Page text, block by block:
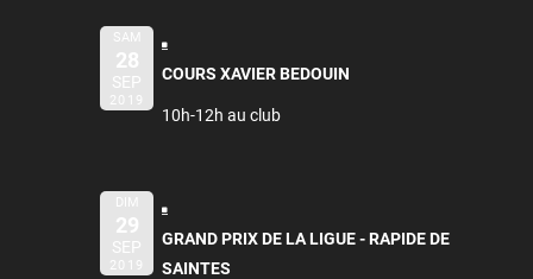
SAM
28
SEP
2019
COURS XAVIER BEDOUIN
10h-12h au club
DIM
29
SEP
2019
GRAND PRIX DE LA LIGUE - RAPIDE DE
SAINTES